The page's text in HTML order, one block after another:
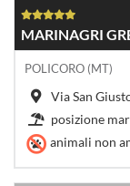
MARINAGRI
POLICORO (MT)
Via San
posizione
animali non